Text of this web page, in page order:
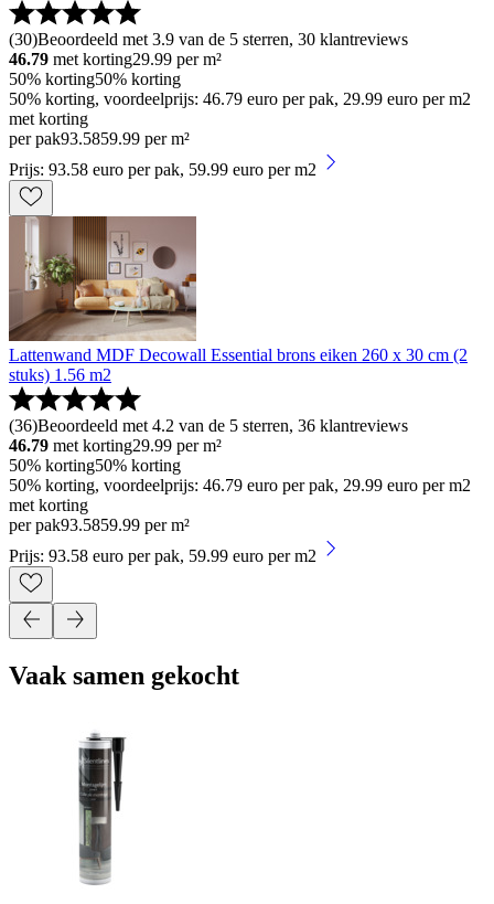
(30)Beoordeeld met 3.9 van de 5 sterren, 30 klantreviews
46.79 met korting29.99 per m²
50% korting50% korting
50% korting, voordeelprijs: 46.79 euro per pak, 29.99 euro per m2
met korting
per pak93.5859.99 per m²
Prijs: 93.58 euro per pak, 59.99 euro per m2
Lattenwand MDF Decowall Essential brons eiken 260 x 30 cm (2
stuks) 1.56 m2
(36)Beoordeeld met 4.2 van de 5 sterren, 36 klantreviews
46.79 met korting29.99 per m²
50% korting50% korting
50% korting, voordeelprijs: 46.79 euro per pak, 29.99 euro per m2
met korting
per pak93.5859.99 per m²
Prijs: 93.58 euro per pak, 59.99 euro per m2
Vaak samen gekocht